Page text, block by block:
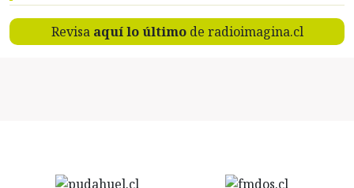
Revisa aquí lo últimode radioimagina.cl